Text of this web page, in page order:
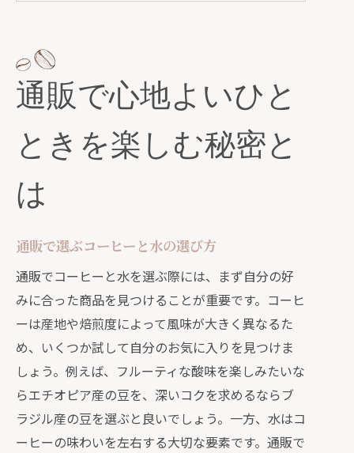
通販で手に入る厳選コーヒーと水の魅力
厳選されたコーヒーの特徴
高品質な水の選び方
通販で味わうコーヒーと水の組み合わ
の選択
忙しい日常に通販が贈る贅沢なリラックス
タイム
日常にひと休みを与える通販の力
リラックス効果を高める通販のコーヒ
ー
通販で手軽に入手できる癒しのアイテ
通販で心地よいひと
ときを楽しむ秘密と
は
通販で選ぶコーヒーと水の選び方
通販でコーヒーと水を選ぶ際には、まず自分の好
みに合った商品を見つけることが重要です。コーヒ
ーは産地や焙煎度によって風味が大きく異なるた
め、いくつか試して自分のお気に入りを見つけま
しょう。例えば、フルーティな酸味を楽しみたいな
らエチオピア産の豆を、深いコクを求めるならブ
ラジル産の豆を選ぶと良いでしょう。一方、水はコ
ーヒーの味わいを左右する大切な要素です。通販で